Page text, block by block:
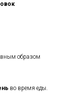
образом
во время еды.